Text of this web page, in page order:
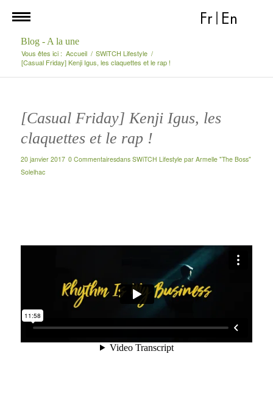
Fr En
Blog - A la une
Vous êtes ici : Accueil / SWiTCH Lifestyle /
[Casual Friday] Kenji Igus, les claquettes et le rap !
[Casual Friday] Kenji Igus, les
claquettes et le rap !
20 janvier 2017 0 Commentairesdans SWiTCH Lifestyle par Armelle "The Boss"
Solelhac